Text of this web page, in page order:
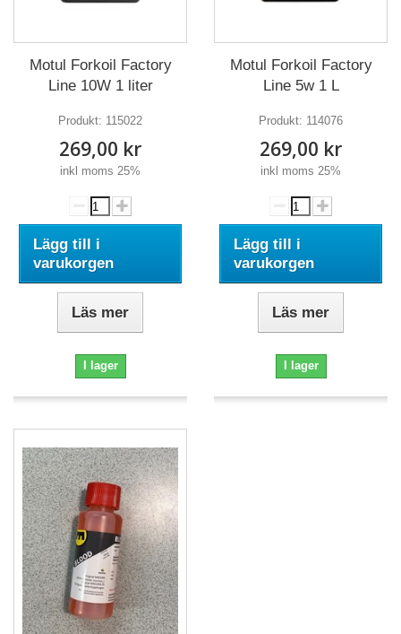
Motul Forkoil Factory
Line 10W 1 liter
Produkt: 115022
269,00 kr
inkl moms 25%
Lägg till i
varukorgen
Läs mer
I lager
Motul Forkoil Factory
Line 5w 1 L
Produkt: 114076
269,00 kr
inkl moms 25%
Lägg till i
varukorgen
Läs mer
I lager